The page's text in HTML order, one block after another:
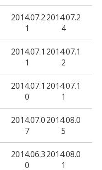
2014.07.2
1
2014.07.2
4
2014.07.1
1
2014.07.1
2
2014.07.1
0
2014.07.1
1
2014.07.0
7
2014.08.0
5
2014.06.3
0
2014.08.0
1